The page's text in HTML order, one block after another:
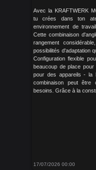
Avec la KRAFTWERK
tu crées dans ton
environnement de
Cette combinaison
rangement
possibilités d'adaptation
Configuration flexible
beaucoup de place
pour des appareils - la
combinaison peut être
besoins. Grâce à la
17/07/2026 00:00